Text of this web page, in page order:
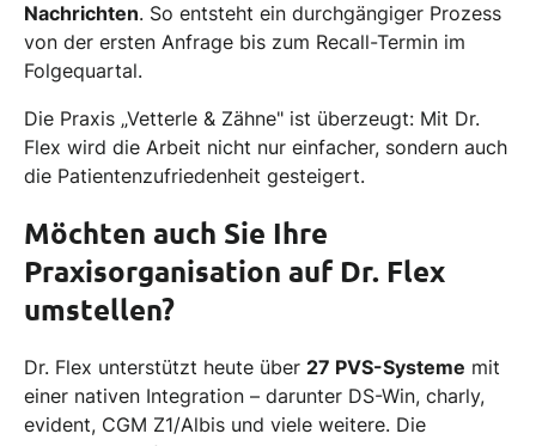
Nachrichten. So entsteht ein durchgängiger Prozess
von der ersten Anfrage bis zum Recall-Termin im
Folgequartal.
Die Praxis „Vetterle & Zähne" ist überzeugt: Mit Dr.
Flex wird die Arbeit nicht nur einfacher, sondern auch
die Patientenzufriedenheit gesteigert.
Möchten auch Sie Ihre
Praxisorganisation auf Dr. Flex
umstellen?
Dr. Flex unterstützt heute über 27 PVS-Systeme mit
einer nativen Integration – darunter DS-Win, charly,
evident, CGM Z1/Albis und viele weitere. Die